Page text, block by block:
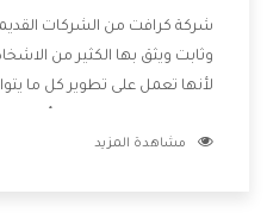
شركة كرافت من الشركات
وثابت ويثق بها الكثير من
لأنها تعمل على تطوير كل ما
وتقدم للعملاء أقوى العروض
مشاهدة المزيد